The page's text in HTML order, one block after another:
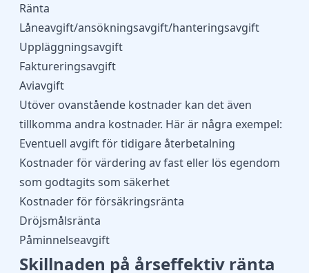
Ränta
Låneavgift/ansökningsavgift/hanteringsavgift
Uppläggningsavgift
Faktureringsavgift
Aviavgift
Utöver ovanstående kostnader kan det även
tillkomma andra kostnader. Här är några exempel:
Eventuell avgift för tidigare återbetalning
Kostnader för värdering av fast eller lös egendom
som godtagits som säkerhet
Kostnader för försäkringsränta
Dröjsmålsränta
Påminnelseavgift
Skillnaden på årseffektiv ränta